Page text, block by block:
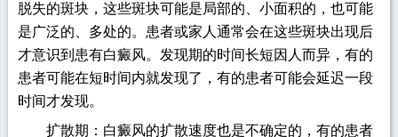
脱失的斑块，这些斑块可能是局部的、小面积的，也可能
是广泛的、多处的。患者或家人通常会在这些斑块出现后
才意识到患有白癜风。发现期的时间长短因人而异，有的
患者可能在短时间内就发现了，有的患者可能会延迟一段
时间才发现。
扩散期：白癜风的扩散速度也是不确定的，有的患者